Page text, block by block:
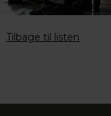
Tilbage til listen